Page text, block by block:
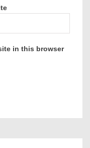
in this browser